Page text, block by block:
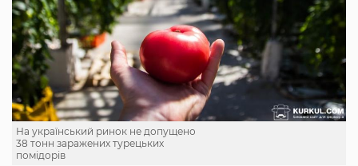
На український ринок не допущено
38 тонн заражених турецьких
помідорів